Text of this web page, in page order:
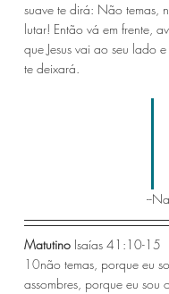
suave te dirá: Não temas,
lutar! Então vá em frente,
que Jesus vai ao seu lado
te deixará.
--
Matutino Isaías 41:10-15
10não temas, porque eu
assombres, porque eu sou